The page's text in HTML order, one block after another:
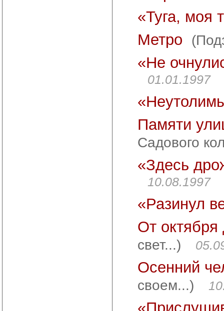
«Туга, моя
Метро
«Не
01.01.1997
Памяти
Садового
«Здесь
10.08.1997
«Разинул
От октября
свет...)
Осенний
своем...)